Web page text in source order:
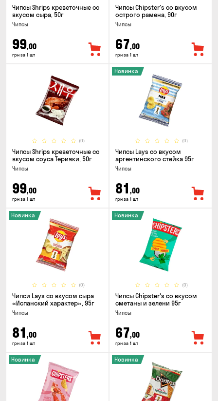
Чипсы Shrips креветочные со
вкусом сыра, 50г
Чипсы
99,00
грн за 1 шт
Чипсы Chipster's со вкусом
острого рамена, 90г
Чипсы
67,00
грн за 1 шт
(0)
Чипсы Shrips креветочные со
вкусом соуса Терияки, 50г
Чипсы
99,00
грн за 1 шт
(0)
Новинка
Чипсы Lays со вкусом
аргентинского стейка 95г
Чипсы
81 ,00
грн за 1 шт
(0)
Новинка
Чипси Lays со вкусом сыра
«Испанский характер», 95г
Чипсы
81 ,00
грн за 1 шт
(0)
Новинка
Чипсы Chipster's со вкусом
сметаны и зелени 95г
Чипсы
67,00
грн за 1 шт
Новинка Новинка